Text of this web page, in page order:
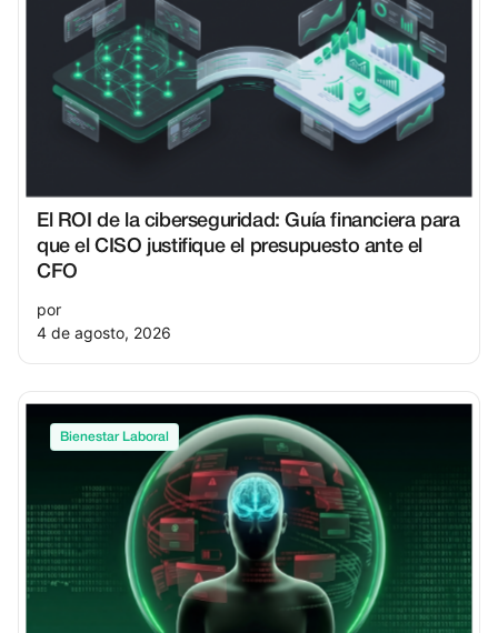
El ROI de la ciberseguridad: Guía financiera para
que el CISO justifique el presupuesto ante el
CFO
por
4 de agosto, 2026
Bienestar Laboral